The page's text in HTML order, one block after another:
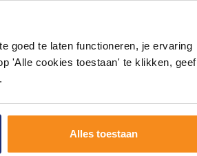
goed te laten functioneren, je ervaring
'Alle cookies toestaan' te klikken, geef
Alles toestaan